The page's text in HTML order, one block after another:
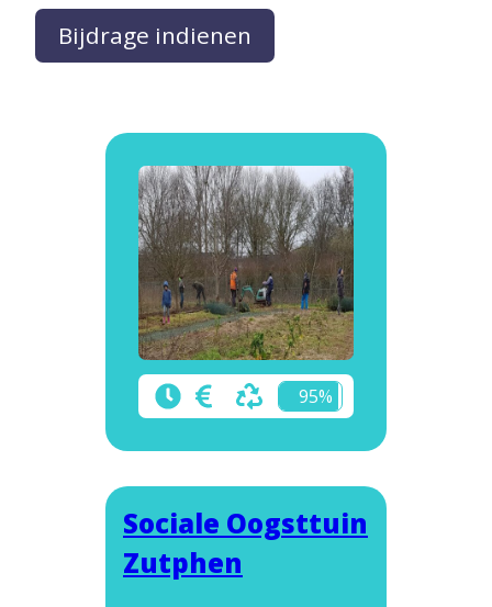
Bijdrage indienen
95%
Sociale Oogsttuin
Zutphen